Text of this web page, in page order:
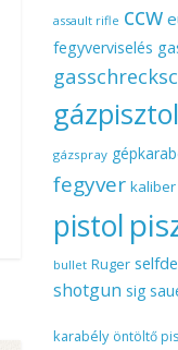
assault rifle ccw
fegyverviselés
gázspray
fegyver kaliber
pistol
bullet Ruger
shotgun sig
karabély öntöltő